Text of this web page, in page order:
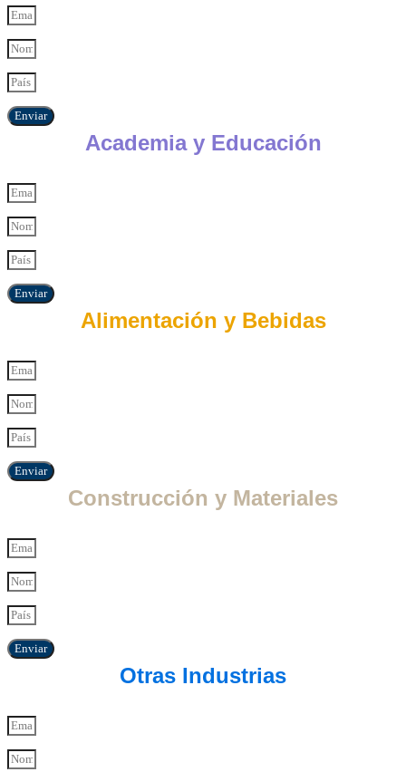
Enviar
Academia y Educación
Enviar
Alimentación y Bebidas
Enviar
Construcción y Materiales
Enviar
Otras Industrias